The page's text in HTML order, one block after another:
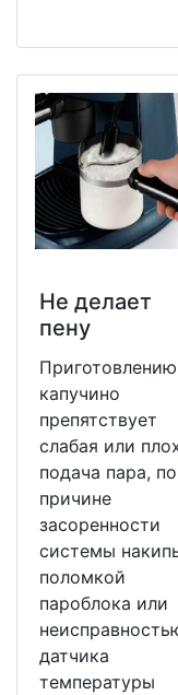
Не делает
пену
Приготовлению
капучино
препятствует
слабая или
подача пара, по
причине
засоренности
системы
поломкой
пароблока или
датчика
температуры